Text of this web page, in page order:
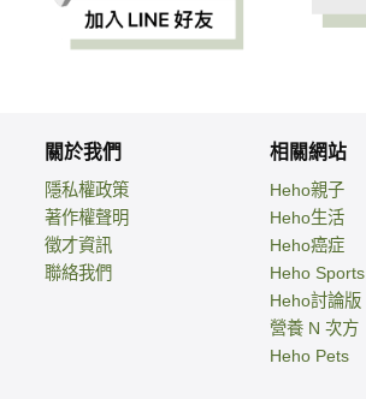
關於我們
隱私權政策
著作權聲明
徵才資訊
聯絡我們
相關網站
Heho親子
Heho生活
Heho癌症
Heho Sports
Heho討論版
營養 N 次方
Heho Pets